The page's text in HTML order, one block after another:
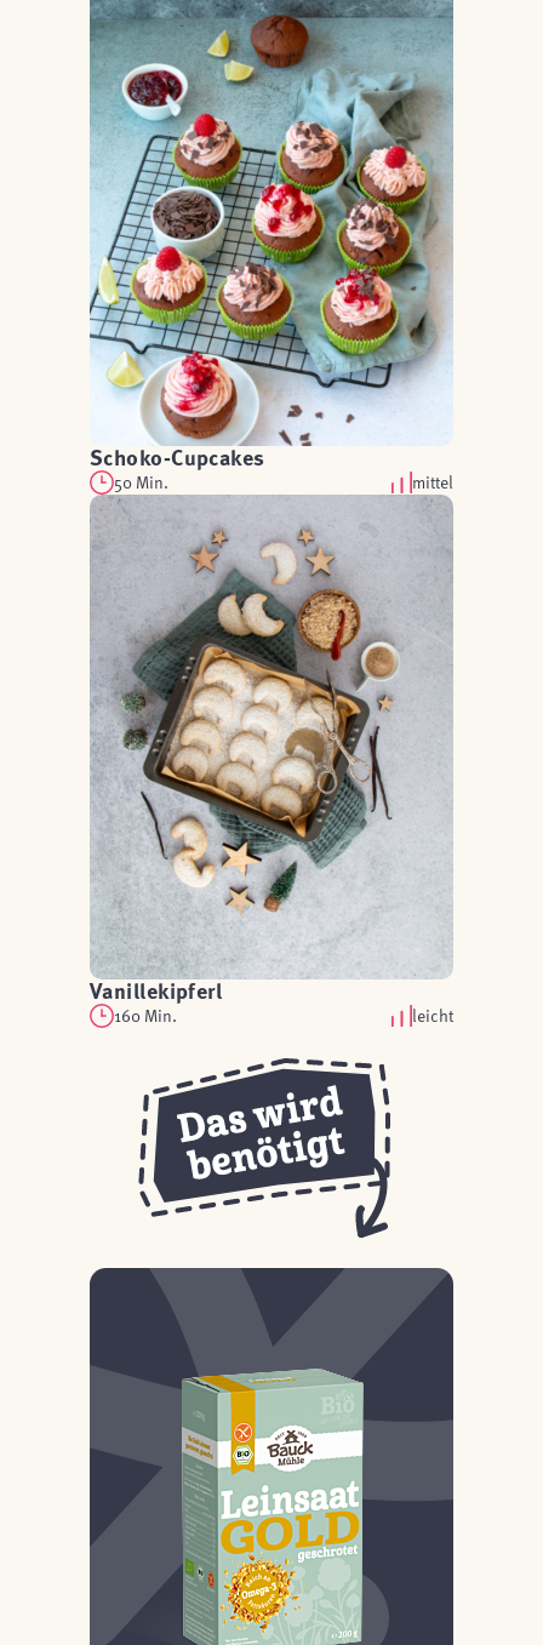
Schoko-Cupcakes
50 Min. mittel
Vanillekipferl
160 Min. leicht